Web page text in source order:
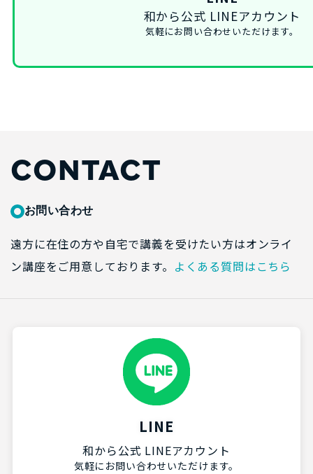
和から公式 LINEアカウント
気軽にお問い合わせいただけます。
CONTACT
お問い合わせ
遠方に在住の方や自宅で講義を受けたい方はオンライ
ン講座をご用意しております。 よくある質問はこちら
LINE
和から公式 LINEアカウント
気軽にお問い合わせいただけます。